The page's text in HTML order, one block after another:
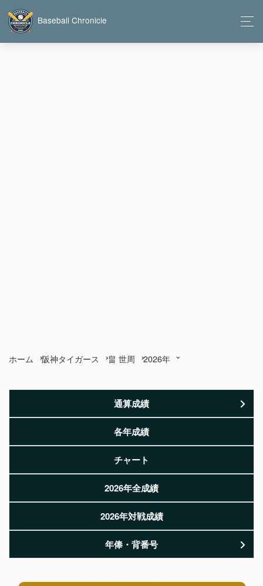
Baseball Chronicle
ホーム 阪神タイガース 畠 世周 2026年
通算成績
各年成績
チャート
2026年全成績
2026年対戦成績
年俸・背番号